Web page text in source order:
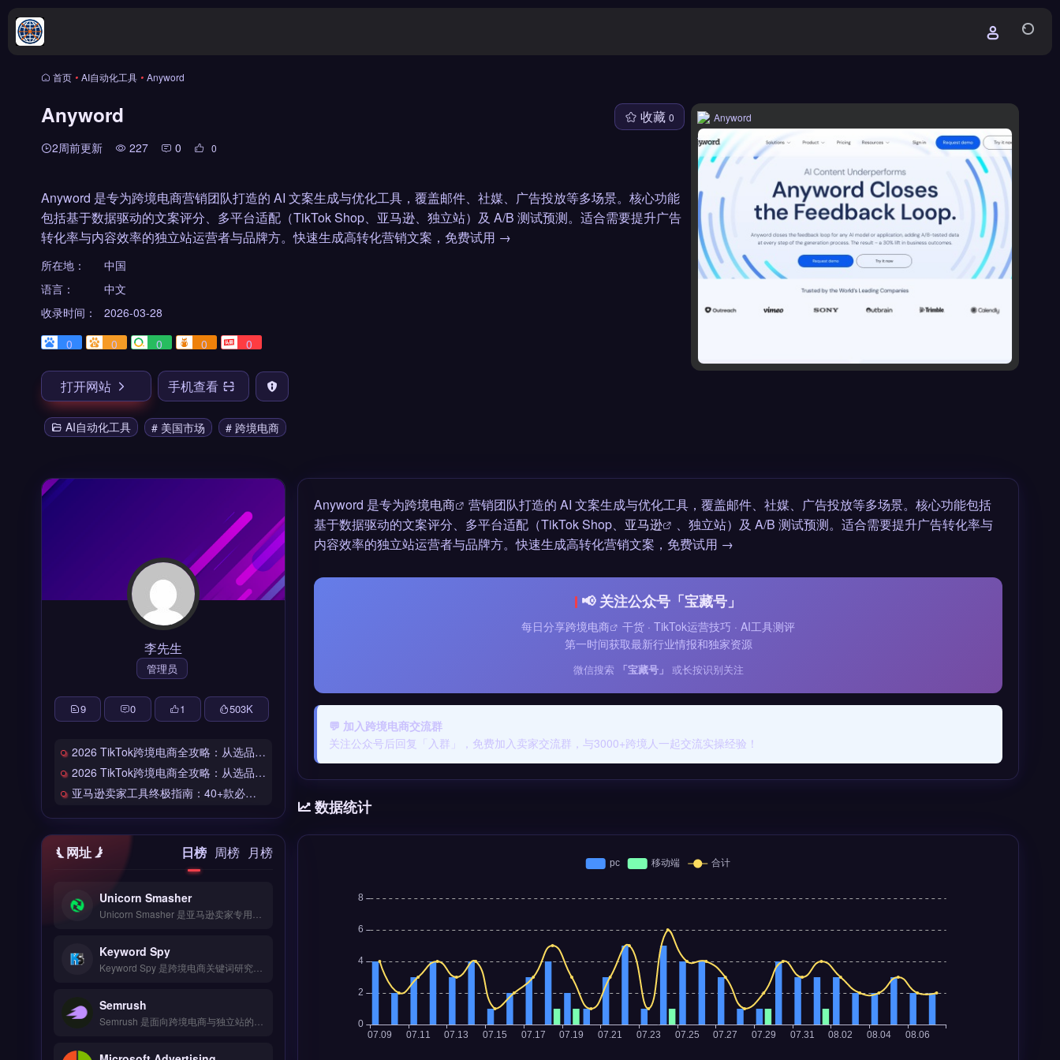
首页 • AI自动化工具 • Anyword
Anyword
2周前更新 227 0 0
收藏 0
Anyword 是专为跨境电商营销团队打造的 AI 文案生成与优化工具，覆盖邮件、社媒、广告投放等多场景。核心功能
包括基于数据驱动的文案评分、多平台适配（TikTok Shop、亚马逊、独立站）及 A/B 测试预测。适合需要提升广告
转化率与内容效率的独立站运营者与品牌方。快速生成高转化营销文案，免费试用 →
所在地：
中国
语言：
中文
收录时间：
2026-03-28
0
0 0 0 0
打开网站 手机查看
AI自动化工具 # 美国市场 # 跨境电商
Anyword
Anyword 是专为跨境电商
营销团队打造的 AI 文案生成与优化工具，覆盖邮件、社媒、广告投放等多场景。核心功能包括
基于数据驱动的文案评分、多平台适配（TikTok Shop、 亚马逊
、独立站）及 A/B 测试预测。适合需要提升广告转化率与
内容效率的独立站运营者与品牌方。快速生成高转化营销文案，免费试用 →
📢 关注公众号「宝藏号」
每日分享跨境电商
干货 · TikTok运营技巧 · AI工具测评
第一时间获取最新行业情报和独家资源
微信搜索 「宝藏号」 或长按识别关注
💬 加入跨境电商交流群
关注公众号后回复「入群」，免费加入卖家交流群，与3000+跨境人一起交流实操经验！
数据统计
李先生
管理员
9 0 1 503K
2026 TikTok跨境电商全攻略：从选品到爆单的完整工具链
2026 TikTok跨境电商全攻略：从选品到爆单的完整工具链
亚马逊卖家工具终极指南：40+款必备工具全链路解析
网址 日榜 周榜 月榜
Unicorn Smasher
Keyword Spy
Semrush